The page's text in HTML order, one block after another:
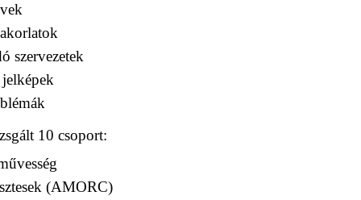
szervezetek
10 csoport:
(AMORC)